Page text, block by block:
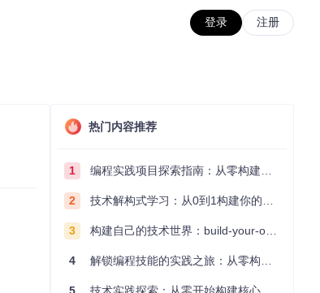
登录 注册
热门内容推荐
1 编程实践项目探索指南：从零构建技术能力体系
2 技术解构式学习：从0到1构建你的编程知识体系
3 构建自己的技术世界：build-your-own-x项目的实践探索指南
4 解锁编程技能的实践之旅：从零构建你的技术世界